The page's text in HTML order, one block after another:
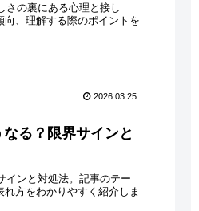
さの裏にある心理と接し
、理解する際のポイントを
2026.03.25
る？限界サインと
インと対処法。記事のテー
方をわかりやすく紹介しま